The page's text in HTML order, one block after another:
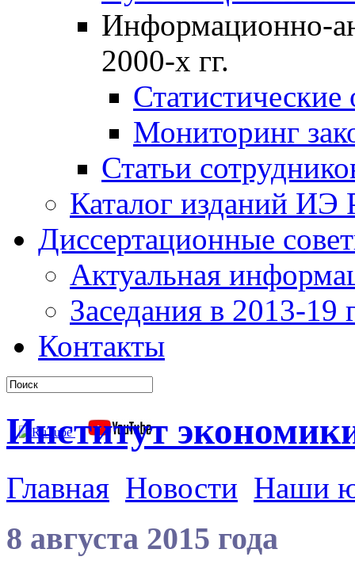
Информационно-
2000-х гг.
Мониторинг
Статьи
Каталог изданий ИЭ
Диссертационные
Актуальная
Заседания в 2013-19
Контакты
Институт
Главная Новости Наши
8 августа 2015 года